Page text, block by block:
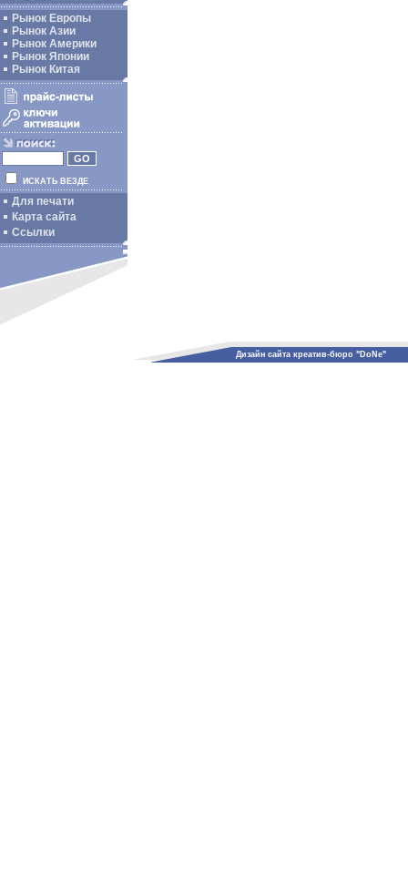
Рынок Европы
Рынок Азии
Рынок Америки
Рынок Японии
Рынок Китая
ИСКАТЬ ВЕЗДЕ
Для печати
Карта сайта
Ссылки
Дизайн сайта креатив-бюро "DoNe"